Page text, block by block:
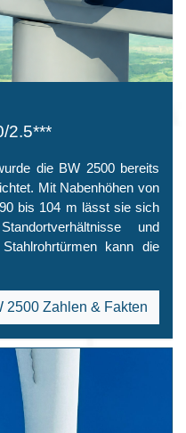
2.5***
die BW 2500 bereits
Mit Nabenhöhen von
bis 104 m lässt sie sich
und
kann die
2500 Zahlen & Fakten